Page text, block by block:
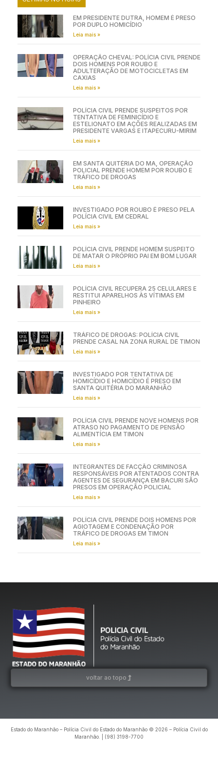
EM PRESIDENTE DUTRA, HOMEM É PRESO
POR DUPLO HOMICÍDIO
Leia mais »
OPERAÇÃO CHEVAL: POLÍCIA CIVIL PRENDE
DOIS HOMENS POR ROUBO E
ADULTERAÇÃO DE MOTOCICLETAS EM
CAXIAS
Leia mais »
POLÍCIA CIVIL PRENDE SUSPEITOS POR
TENTATIVA DE FEMINICÍDIO E
ESTELIONATO EM AÇÕES REALIZADAS EM
PRESIDENTE VARGAS E ITAPECURU-MIRIM
Leia mais »
EM SANTA QUITÉRIA DO MA, OPERAÇÃO
POLICIAL PRENDE HOMEM POR ROUBO E
TRÁFICO DE DROGAS
Leia mais »
INVESTIGADO POR ROUBO É PRESO PELA
POLÍCIA CIVIL EM CEDRAL
Leia mais »
POLÍCIA CIVIL PRENDE HOMEM SUSPEITO
DE MATAR O PRÓPRIO PAI EM BOM LUGAR
Leia mais »
POLÍCIA CIVIL RECUPERA 25 CELULARES E
RESTITUI APARELHOS ÀS VÍTIMAS EM
PINHEIRO
Leia mais »
TRÁFICO DE DROGAS: POLÍCIA CIVIL
PRENDE CASAL NA ZONA RURAL DE TIMON
Leia mais »
INVESTIGADO POR TENTATIVA DE
HOMICÍDIO E HOMICÍDIO É PRESO EM
SANTA QUITÉRIA DO MARANHÃO
Leia mais »
POLÍCIA CIVIL PRENDE NOVE HOMENS POR
ATRASO NO PAGAMENTO DE PENSÃO
ALIMENTÍCIA EM TIMON
Leia mais »
INTEGRANTES DE FACÇÃO CRIMINOSA
RESPONSÁVEIS POR ATENTADOS CONTRA
AGENTES DE SEGURANÇA EM BACURI SÃO
PRESOS EM OPERAÇÃO POLICIAL
Leia mais »
POLÍCIA CIVIL PRENDE DOIS HOMENS POR
AGIOTAGEM E CONDENAÇÃO POR
TRÁFICO DE DROGAS EM TIMON
Leia mais »
voltar ao topo
Estado do Maranhão – Polícia Civil do Estado do Maranhão © 2026 – Polícia Civil do
Maranhão. | (98) 3198-7700